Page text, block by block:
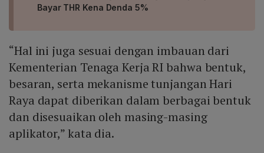
Bayar THR Kena Denda 5%
“Hal ini juga sesuai dengan imbauan dari
Kementerian Tenaga Kerja RI bahwa bentuk,
besaran, serta mekanisme tunjangan Hari
Raya dapat diberikan dalam berbagai bentuk
dan disesuaikan oleh masing-masing
aplikator,” kata dia.